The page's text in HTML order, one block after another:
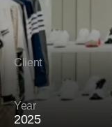
Client
Year
2025